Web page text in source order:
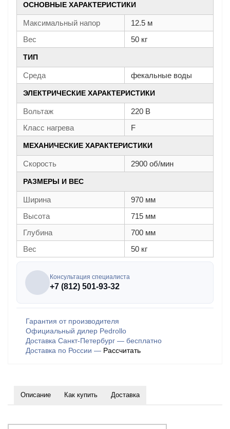
ОСНОВНЫЕ ХАРАКТЕРИСТИКИ
Максимальный напор
12.5 м
Вес
50 кг
ТИП
Среда фекальные воды
ЭЛЕКТРИЧЕСКИЕ ХАРАКТЕРИСТИКИ
Вольтаж
220 В
Класс нагрева
F
МЕХАНИЧЕСКИЕ ХАРАКТЕРИСТИКИ
Скорость 2900 об/мин
РАЗМЕРЫ И ВЕС
Ширина
970 мм
Высота
715 мм
Глубина
700 мм
Вес
50 кг
Консультация специалиста
+7 (812) 501-93-32
Гарантия от производителя
Официальный дилер Pedrollo
Доставка Санкт-Петербург — бесплатно
Доставка по России — Рассчитать
Описание Как купить Доставка